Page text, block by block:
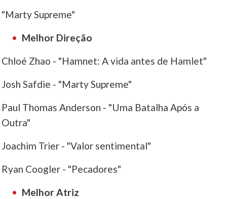
"Marty Supreme"
Melhor Direção
Chloé Zhao - "Hamnet: A vida antes de Hamlet"
Josh Safdie - "Marty Supreme"
Paul Thomas Anderson - "Uma Batalha Após a
Outra"
Joachim Trier - "Valor sentimental"
Ryan Coogler - "Pecadores"
Melhor Atriz